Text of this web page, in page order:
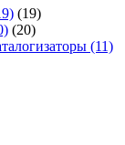
(19)
(20)
(11)